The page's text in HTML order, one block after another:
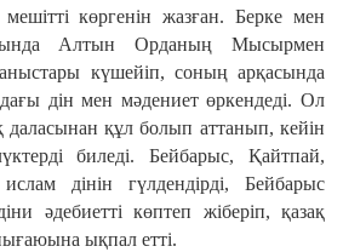
көр­генін жаз­ған. Берке мен
Алтын Орданың Мысырмен
күшейіп, соның арқа­сында
дін мен мәдениет өркендеді. Ол
құл болып аттанып, кейін
биледі. Бейба­рыс, Қайтпай,
дінін гүлдендірді, Бей­барыс
әдебиетті көптеп жіберіп, қа­зақ
ықпал етті.